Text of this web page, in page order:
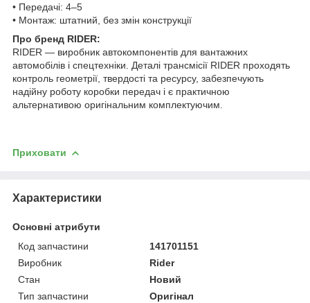
• Передачі: 4–5
• Монтаж: штатний, без змін конструкції
Про бренд RIDER:
RIDER — виробник автокомпонентів для вантажних
автомобілів і спецтехніки. Деталі трансмісії RIDER проходять
контроль геометрії, твердості та ресурсу, забезпечують
надійну роботу коробки передач і є практичною
альтернативою оригінальним комплектуючим.
Приховати
Характеристики
Основні атрибути
Код запчастини
141701151
Виробник
Rider
Стан
Новий
Тип запчастини
Оригінал